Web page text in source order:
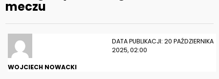
meczu
DATA PUBLIKACJI: 20 PAŹDZIERNIKA
2025, 02:00
WOJCIECH NOWACKI